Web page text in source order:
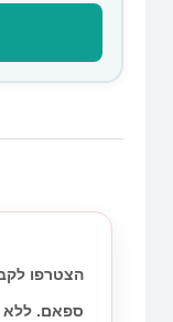
הצטרפו
ספאם. ללא